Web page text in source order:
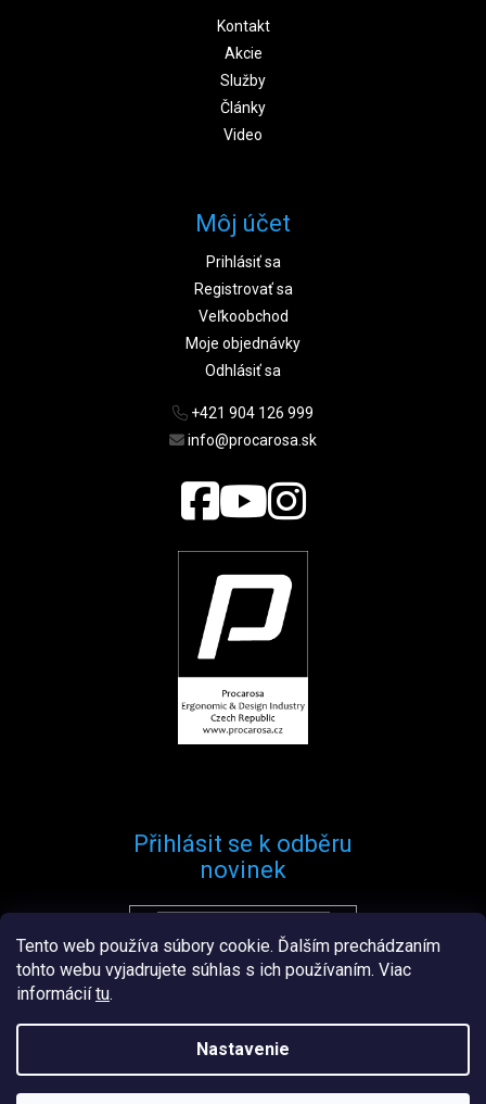
Tento web používa súbory cookie. Ďalším prechádzaním
tohto webu vyjadrujete súhlas s ich používaním. Viac
informáciítu.
Nastavenie
Kontakt
Akcie
Služby
Články
Video
Môj účet
Prihlásiť sa
Registrovať sa
Veľkoobchod
Moje objednávky
Odhlásiť sa
+421 904 126 999
info@procarosa.sk
Přihlásit se k odběru
novinek
Přihlásit se
VytvořilŠtefan Mazáň